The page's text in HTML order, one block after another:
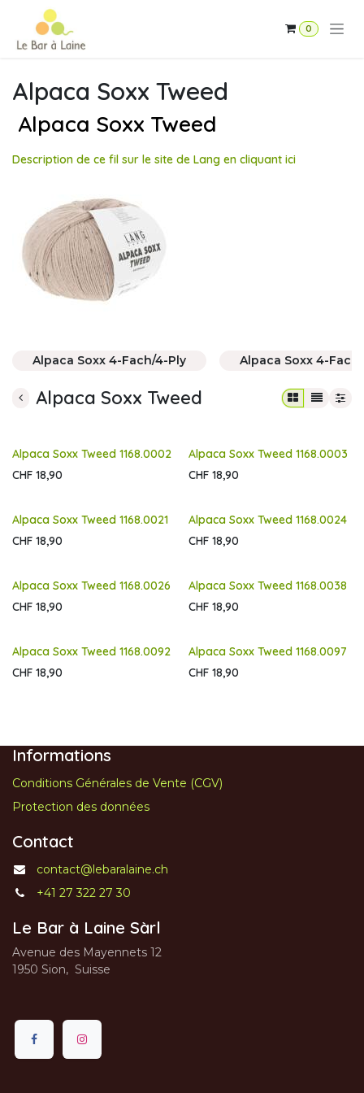
Se rendre au contenu
0
Alpaca Soxx Tweed
Alpaca Soxx Tweed
Description de ce fil sur le site de Lang en cliquant ici
Alpaca Soxx 4-Fach/4-Ply Alpaca Soxx 4-
Alpaca Soxx Tweed
Alpaca Soxx Tweed 1168.0002
CHF 18,90
Alpaca Soxx Tweed 1168.0003
CHF 18,90
Alpaca Soxx Tweed 1168.0021
CHF 18,90
Alpaca Soxx Tweed 1168.0024
CHF 18,90
Alpaca Soxx Tweed 1168.0026
CHF 18,90
Alpaca Soxx Tweed 1168.0038
CHF 18,90
Alpaca Soxx Tweed 1168.0092
CHF 18,90
Alpaca Soxx Tweed 1168.0097
CHF 18,90
Informations
Conditions Générales de Vente (CGV)
Protection des données
Contact
contact@lebaralaine.ch
+41 27 322 27 30
Le Bar à Laine Sàrl
Avenue des Mayennets 12
1950 Sion, Suisse